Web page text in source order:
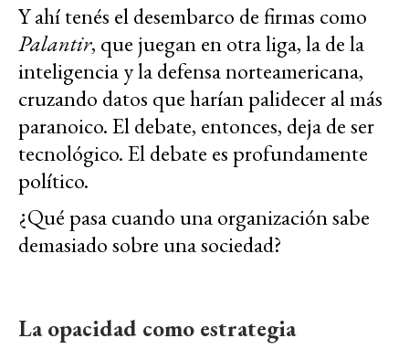
Y ahí tenés el desembarco de firmas como
Palantir, que juegan en otra liga, la de la
inteligencia y la defensa norteamericana,
cruzando datos que harían palidecer al más
paranoico. El debate, entonces, deja de ser
tecnológico. El debate es profundamente
político.
¿Qué pasa cuando una organización sabe
demasiado sobre una sociedad?
La opacidad como estrategia